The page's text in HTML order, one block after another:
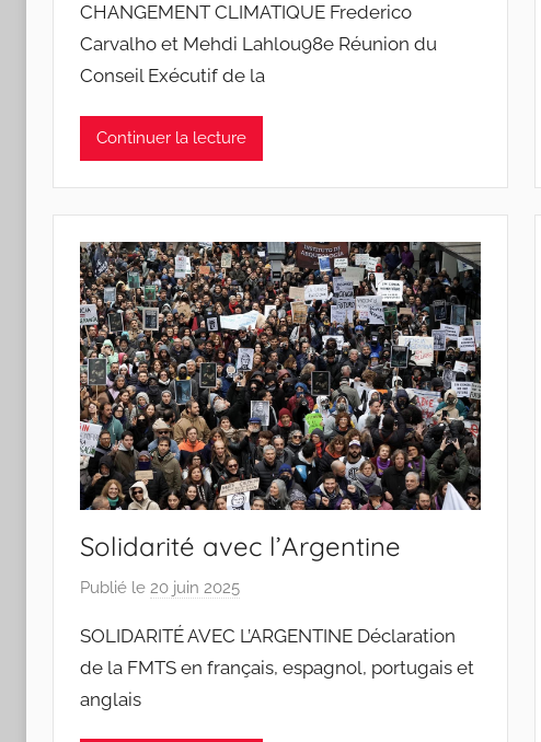
o
a
n
i
n
t
o
d
o
s
S
a
n
t
o
s
CHANGEMENT CLIMATIQUE Frederico
Carvalho et Mehdi Lahlou98e Réunion du
Conseil Exécutif de la
Continuer la lecture
Solidarité avec l’Argentine
Publié le 20 juin 2025
r
J
SOLIDARITÉ AVEC L’ARGENTINE Déclaration
de la FMTS en français, espagnol, portugais et
anglais